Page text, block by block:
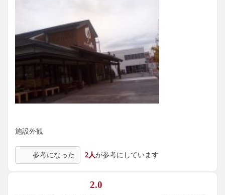
施設外観
参考になった 2人が参考にしています
2.0